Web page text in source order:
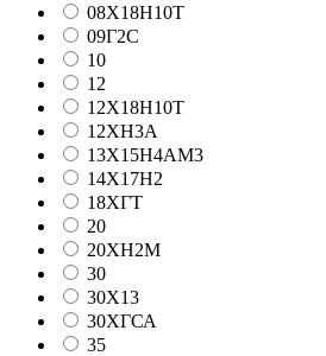
08Х18Н10Т
09Г2С
10
12
12Х18Н10Т
12ХН3А
13Х15Н4АМ3
14Х17Н2
18ХГТ
20
20ХН2М
30
30Х13
30ХГСА
35